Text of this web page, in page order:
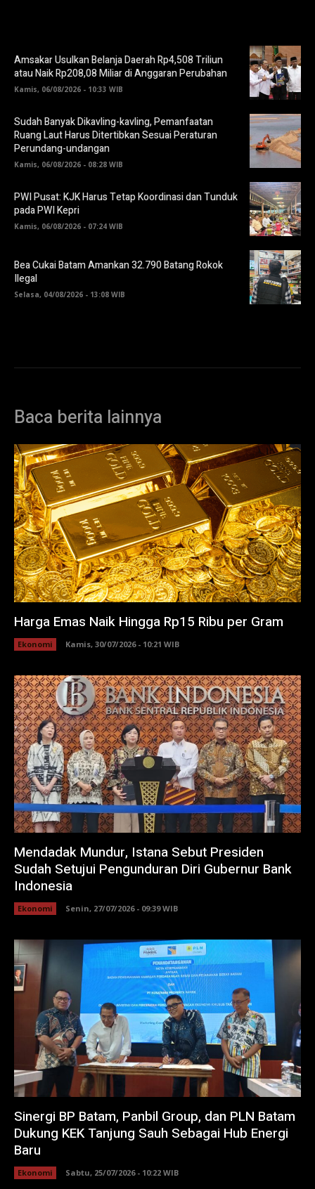
Amsakar Usulkan Belanja Daerah Rp4,508 Triliun
atau Naik Rp208,08 Miliar di Anggaran Perubahan
Kamis, 06/08/2026 - 10:33 WIB
Sudah Banyak Dikavling-kavling, Pemanfaatan
Ruang Laut Harus Ditertibkan Sesuai Peraturan
Perundang-undangan
Kamis, 06/08/2026 - 08:28 WIB
PWI Pusat: KJK Harus Tetap Koordinasi dan Tunduk
pada PWI Kepri
Kamis, 06/08/2026 - 07:24 WIB
Bea Cukai Batam Amankan 32.790 Batang Rokok
Ilegal
Selasa, 04/08/2026 - 13:08 WIB
Baca berita lainnya
Harga Emas Naik Hingga Rp15 Ribu per Gram
Ekonomi Kamis, 30/07/2026 - 10:21 WIB
Mendadak Mundur, Istana Sebut Presiden
Sudah Setujui Pengunduran Diri Gubernur Bank
Indonesia
Ekonomi Senin, 27/07/2026 - 09:39 WIB
Sinergi BP Batam, Panbil Group, dan PLN Batam
Dukung KEK Tanjung Sauh Sebagai Hub Energi
Baru
Ekonomi Sabtu, 25/07/2026 - 10:22 WIB